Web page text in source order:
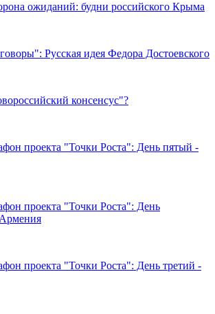
ожиданий: будни российского Крыма
Русская идея Федора Достоевского
консенсус"?
проекта "Точки Роста": День пятый -
проекта "Точки Роста": День
проекта "Точки Роста": День третий -